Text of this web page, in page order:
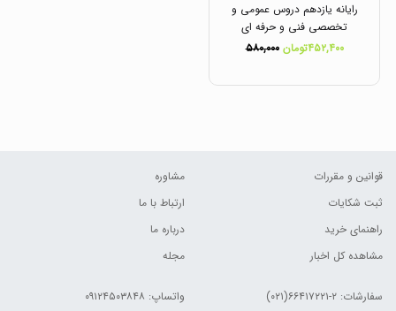
رایانه یازدهم دروس عمومی و
تخصصی فنی و حرفه ای
انتشارات اخوان۴۵۲,۴۰۰تومان ۵۸۰,۰۰۰
قوانین و مقررات
ثبت شکایات
راهنمای خرید
مشاهده کل اخبار
مشاوره
ارتباط با ما
درباره ما
مجله
سفارشات: ۲-۶۶۴۱۷۲۲۱(۰۲۱) واتساپ: ۰۹۱۲۴۵۰۳۸۴۸